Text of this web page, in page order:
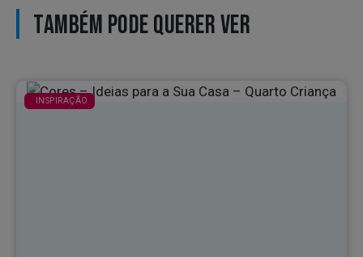
TAMBÉM PODE QUERER VER
INSPIRAÇÃO